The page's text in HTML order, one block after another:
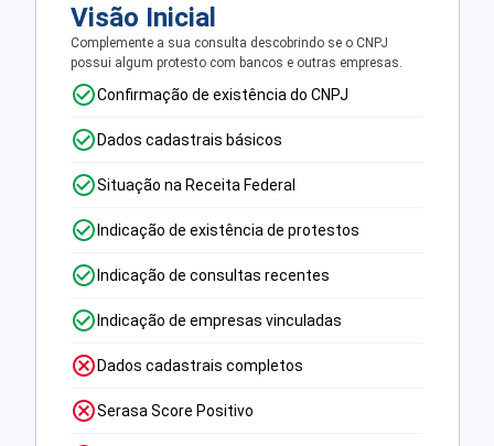
Visão Inicial
Complemente a sua consulta descobrindo se o CNPJ
possui algum protesto com bancos e outras empresas.
Confirmação de existência do CNPJ
Dados cadastrais básicos
Situação na Receita Federal
Indicação de existência de protestos
Indicação de consultas recentes
Indicação de empresas vinculadas
Dados cadastrais completos
Serasa Score Positivo